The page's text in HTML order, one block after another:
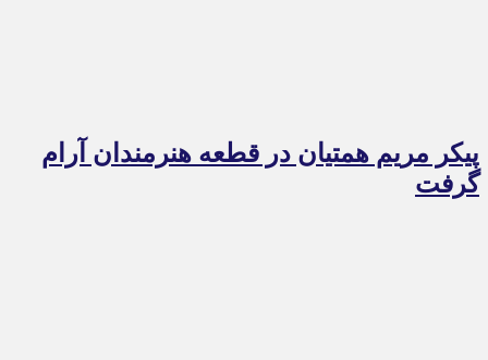
پیکر مریم همتیان در قطعه هنرمندان آرام
گرفت